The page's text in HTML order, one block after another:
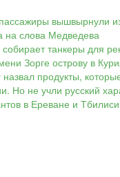
вышвырнули
на слова Медведева
танкеры для
Зорге острову в
продукты,
Но не учли русский
в Ереване и